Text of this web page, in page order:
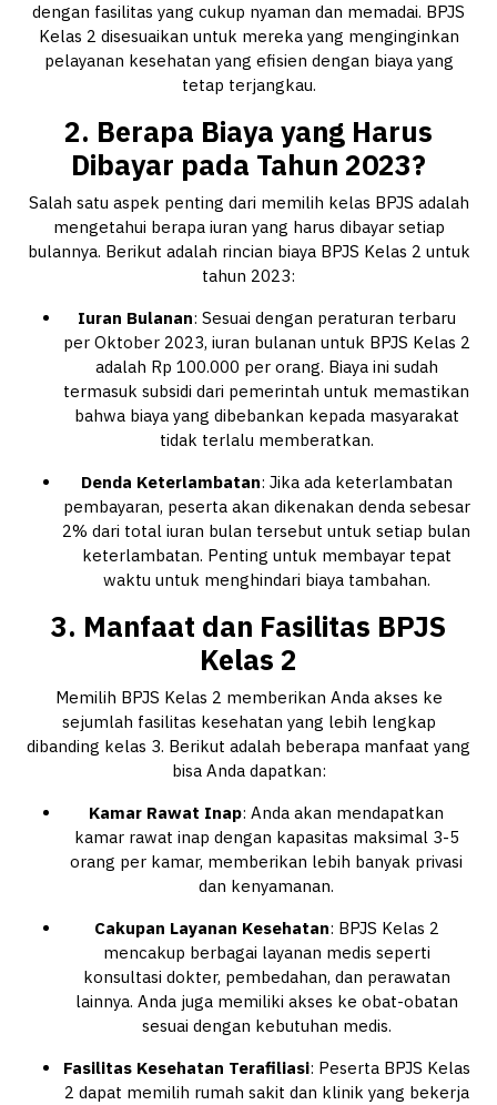
dengan fasilitas yang cukup nyaman dan memadai. BPJS
Kelas 2 disesuaikan untuk mereka yang menginginkan
pelayanan kesehatan yang efisien dengan biaya yang
tetap terjangkau.
2. Berapa Biaya yang Harus
Dibayar pada Tahun 2023?
Salah satu aspek penting dari memilih kelas BPJS adalah
mengetahui berapa iuran yang harus dibayar setiap
bulannya. Berikut adalah rincian biaya BPJS Kelas 2 untuk
tahun 2023:
Iuran Bulanan: Sesuai dengan peraturan terbaru
per Oktober 2023, iuran bulanan untuk BPJS Kelas 2
adalah Rp 100.000 per orang. Biaya ini sudah
termasuk subsidi dari pemerintah untuk memastikan
bahwa biaya yang dibebankan kepada masyarakat
tidak terlalu memberatkan.
Denda Keterlambatan: Jika ada keterlambatan
pembayaran, peserta akan dikenakan denda sebesar
2% dari total iuran bulan tersebut untuk setiap bulan
keterlambatan. Penting untuk membayar tepat
waktu untuk menghindari biaya tambahan.
3. Manfaat dan Fasilitas BPJS
Kelas 2
Memilih BPJS Kelas 2 memberikan Anda akses ke
sejumlah fasilitas kesehatan yang lebih lengkap
dibanding kelas 3. Berikut adalah beberapa manfaat yang
bisa Anda dapatkan:
Kamar Rawat Inap: Anda akan mendapatkan
kamar rawat inap dengan kapasitas maksimal 3-5
orang per kamar, memberikan lebih banyak privasi
dan kenyamanan.
Cakupan Layanan Kesehatan: BPJS Kelas 2
mencakup berbagai layanan medis seperti
konsultasi dokter, pembedahan, dan perawatan
lainnya. Anda juga memiliki akses ke obat-obatan
sesuai dengan kebutuhan medis.
Fasilitas Kesehatan Terafiliasi: Peserta BPJS Kelas
2 dapat memilih rumah sakit dan klinik yang bekerja